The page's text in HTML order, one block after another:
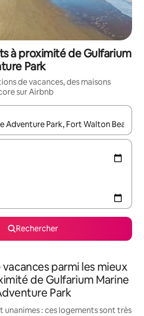
à proximité de Gulfarium
Park
de vacances, des maisons
sur Airbnb
s'affichent, utilisez les flèches vers le
Rechercher
parmi les mieux
de Gulfarium Marine
Park
unanimes : ces logements sont très